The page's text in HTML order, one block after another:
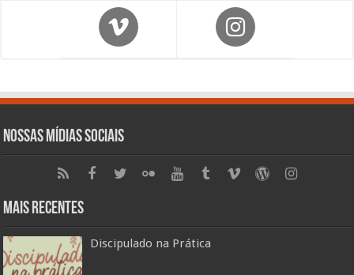
Nossas Mídias Sociais
Mais Recentes
Discipulado na Prática